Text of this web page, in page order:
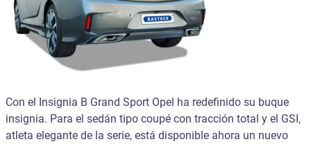
Con el Insignia B Grand Sport Opel ha redefinido su buque
insignia. Para el sedán tipo coupé con tracción total y el GSI,
atleta elegante de la serie, está disponible ahora un nuevo